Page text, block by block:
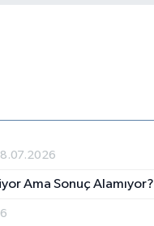
Ama Sonuç Alamıyor?